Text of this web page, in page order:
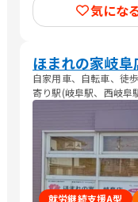
気にな
ほまれの家岐阜
自家用車、自転車、徒
寄り駅(岐阜駅、西岐阜
就労継続支援A型